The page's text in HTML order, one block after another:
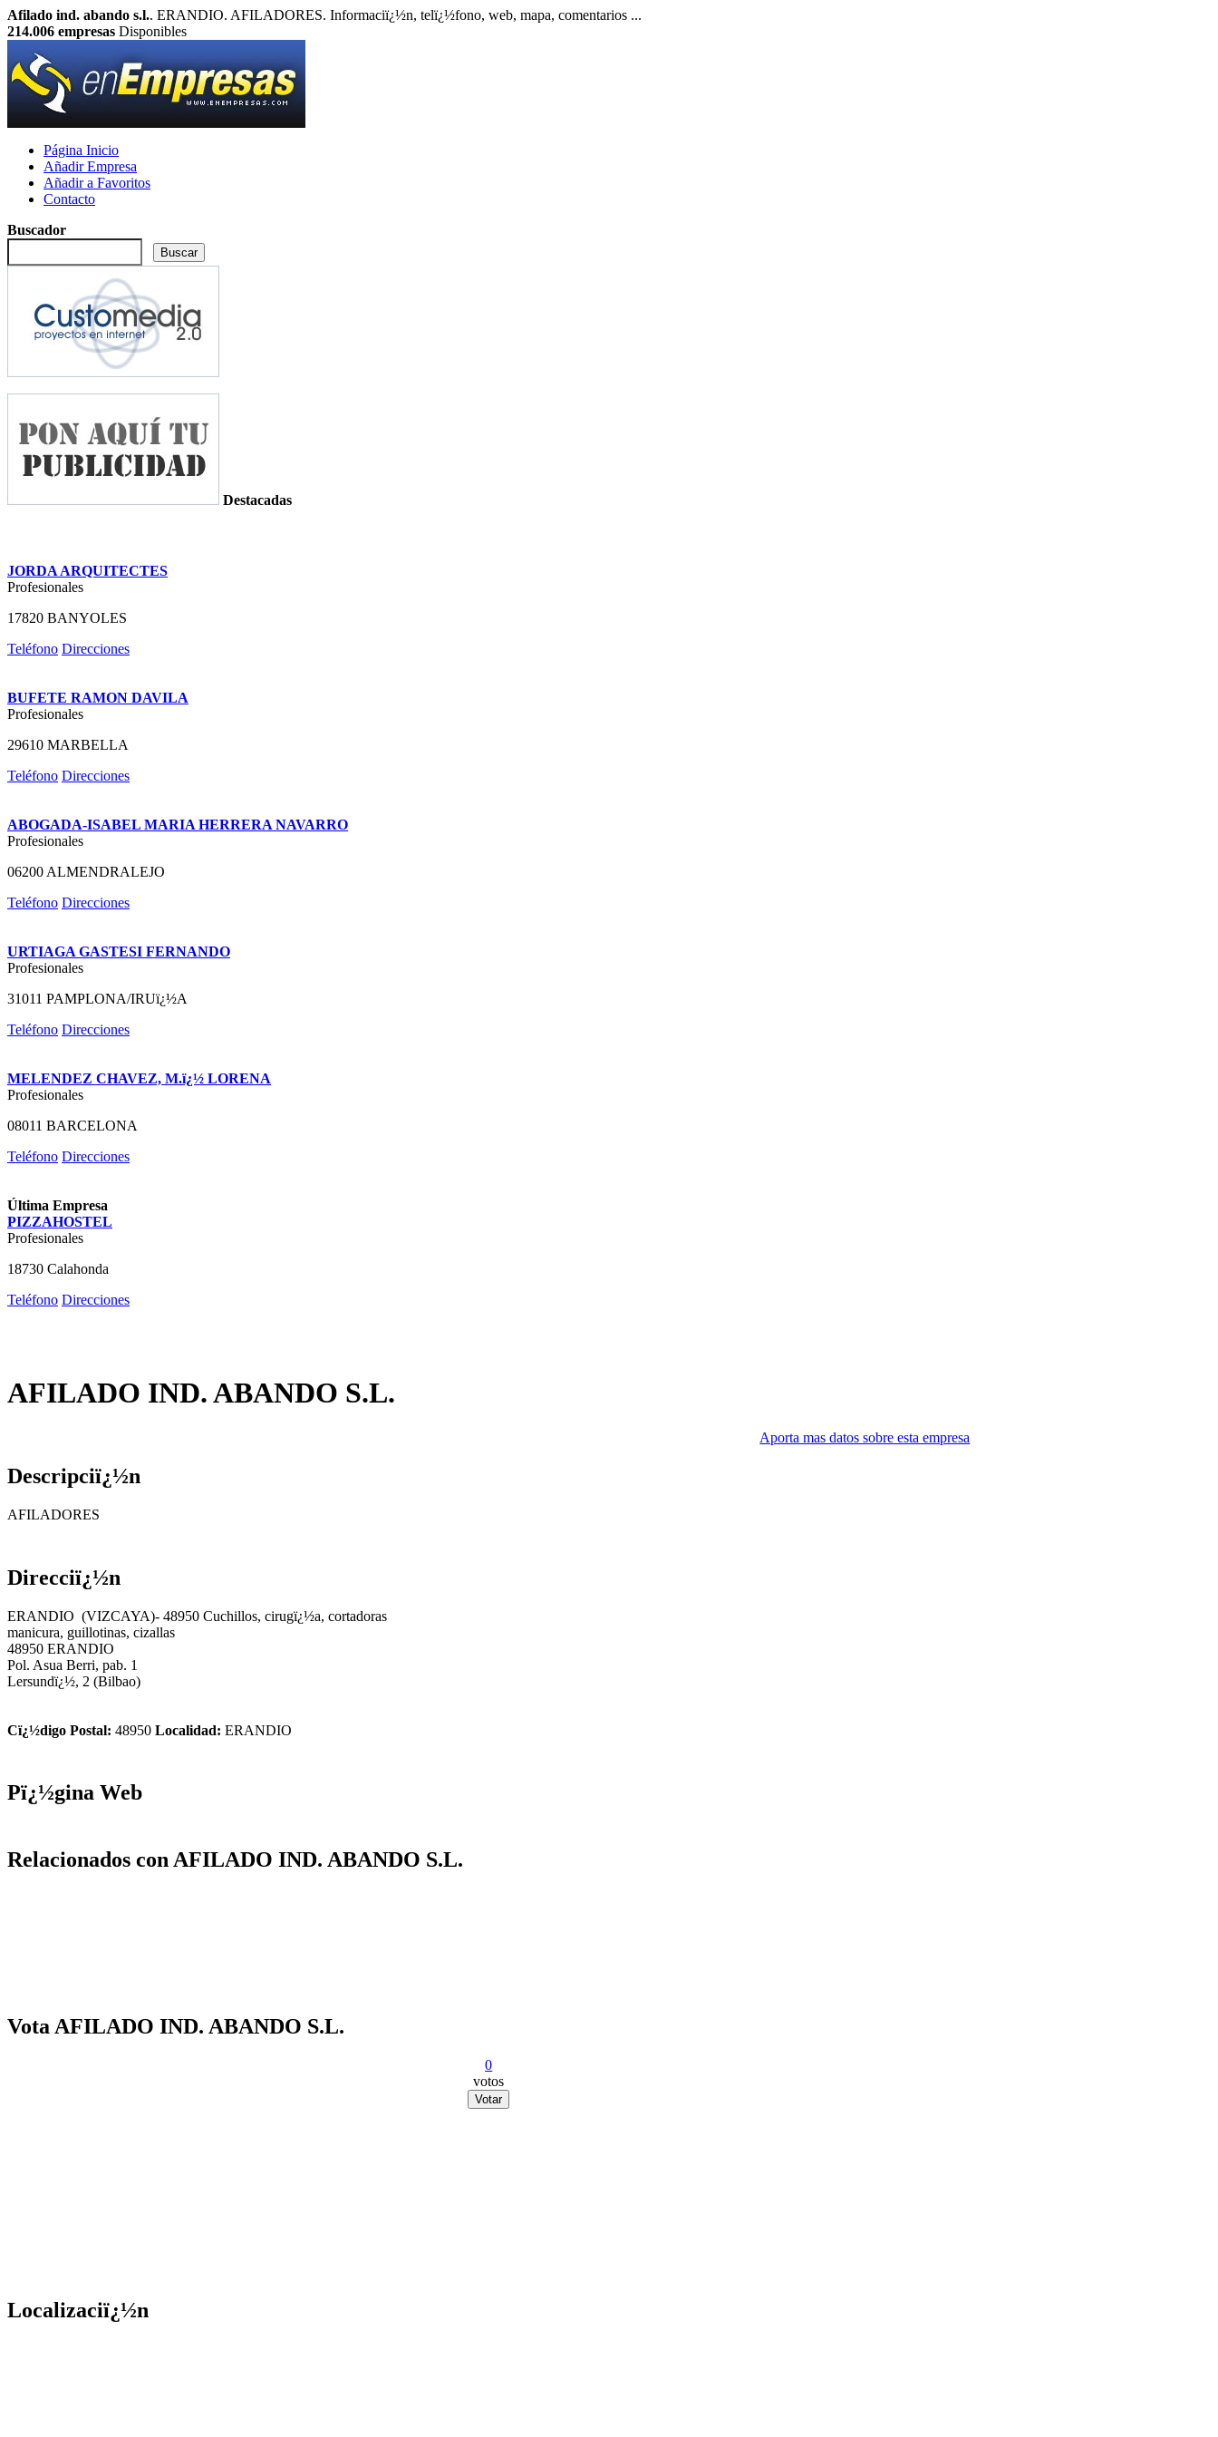
Afilado ind. abando s.l.. ERANDIO. AFILADORES. Informaciï¿½n, telï¿½fono, web, mapa, comentarios ...
214.006 empresas Disponibles
Página Inicio
Añadir Empresa
Añadir a Favoritos
Contacto
Buscador
Destacadas
JORDA ARQUITECTES
Profesionales
17820 BANYOLES
Teléfono Direcciones
BUFETE RAMON DAVILA
Profesionales
29610 MARBELLA
Teléfono Direcciones
ABOGADA-ISABEL MARIA HERRERA NAVARRO
Profesionales
06200 ALMENDRALEJO
Teléfono Direcciones
URTIAGA GASTESI FERNANDO
Profesionales
31011 PAMPLONA/IRUï¿½A
Teléfono Direcciones
MELENDEZ CHAVEZ, M.ï¿½ LORENA
Profesionales
08011 BARCELONA
Teléfono Direcciones
Última Empresa
PIZZAHOSTEL
Profesionales
18730 Calahonda
Teléfono Direcciones
AFILADO IND. ABANDO S.L.
Aporta mas datos sobre esta empresa
Descripciï¿½n
AFILADORES
Direcciï¿½n
ERANDIO (VIZCAYA)- 48950 Cuchillos, cirugï¿½a, cortadoras
manicura, guillotinas, cizallas
48950 ERANDIO
Pol. Asua Berri, pab. 1
Lersundï¿½, 2 (Bilbao)
Cï¿½digo Postal: 48950 Localidad: ERANDIO
Pï¿½gina Web
Relacionados con AFILADO IND. ABANDO S.L.
Vota AFILADO IND. ABANDO S.L.
0
votos
Localizaciï¿½n